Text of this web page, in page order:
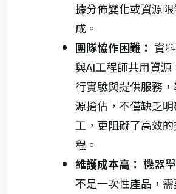
據分佈變化或資源
成。
團隊協作困難： 資
與AI工程師共用資源
行實驗與提供服務
源搶佔，不僅缺乏
工，更阻礙了高效
程。
維護成本高： 機器
不是一次性產品，